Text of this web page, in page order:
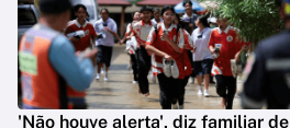
'Não houve alerta', diz familiar de